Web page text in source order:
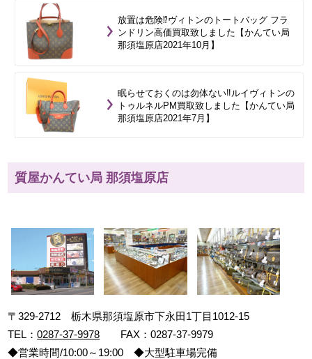
放置は危険⁉ヴィトンのトートバッグ フラ
ンドリン高価買取致しました【かんてい局
那須塩原店2021年10月】
眠らせておくのは勿体ない‼ルイヴィトンの
トゥルネルPM買取致しました【かんてい局
那須塩原店2021年7月】
質屋かんてい局 那須塩原店
〒329-2712 栃木県那須塩原市下永田1丁目1012-15
TEL：0287-37-9978 FAX：0287-37-9979
◆営業時間/10:00～19:00 ◆大型駐車場完備